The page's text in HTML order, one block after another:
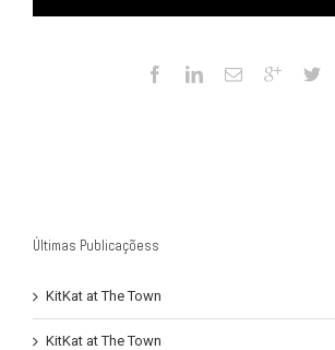
Últimas Publicaçõess
KitKat at The Town
KitKat at The Town